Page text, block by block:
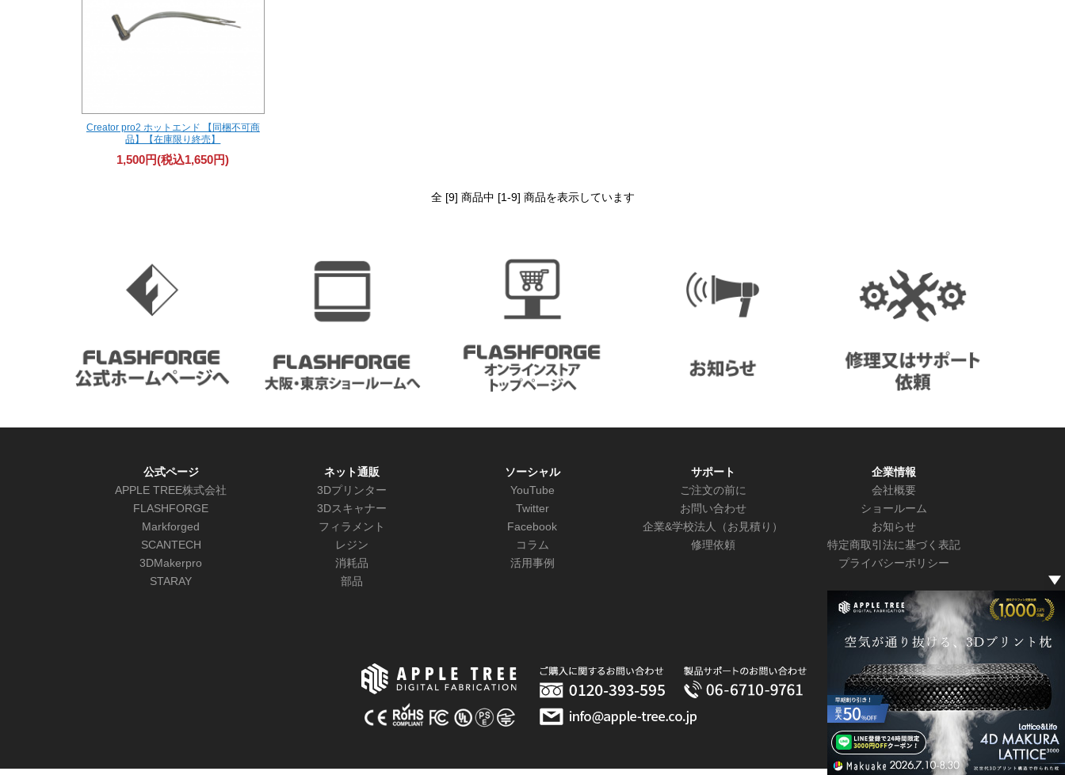
Creator pro2 ホットエンド 【同梱不可商
品】【在庫限り終売】
1,500円(税込1,650円)
全 [9] 商品中 [1-9] 商品を表示しています
公式ページ
APPLE TREE株式会社
FLASHFORGE
Markforged
SCANTECH
3DMakerpro
STARAY
ネット通販
3Dプリンター
3Dスキャナー
フィラメント
レジン
消耗品
部品
ソーシャル
YouTube
Twitter
Facebook
コラム
活用事例
サポート
ご注文の前に
お問い合わせ
企業&学校法人（お見積り）
修理依頼
企業情報
会社概要
ショールーム
お知らせ
特定商取引法に基づく表記
プライバシーポリシー